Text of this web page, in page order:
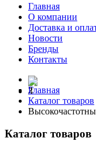
Главная
О компании
Доставка и
Новости
Бренды
Контакты
Главная
Каталог товаров
Каталог товаров